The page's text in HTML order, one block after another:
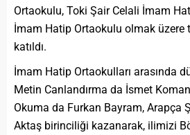
Ortaokulu, Toki Şair Celali İmam
İmam Hatip Ortaokulu olmak
katıldı.
İmam Hatip Ortaokulları arasında
Metin Canlandırma da İsmet
Okuma da Furkan Bayram, Arapça
Aktaş birinciliği kazanarak, ilimizi